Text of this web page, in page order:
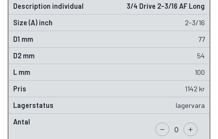
3/4 Drive 2-3/16 AF Long
2-3/16
77
54
100
1142 kr
lagervara